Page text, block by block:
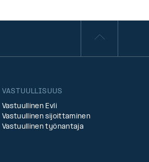
VASTUULLISUUS
Vastuullinen Evli
Vastuullinen sijoittaminen
Vastuullinen työnantaja